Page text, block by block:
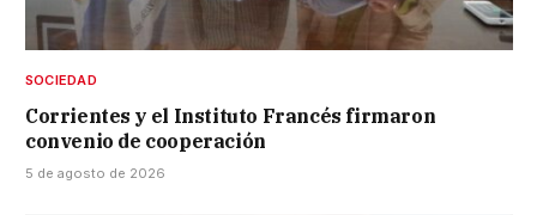
SOCIEDAD
Corrientes y el Instituto Francés firmaron
convenio de cooperación
5 de agosto de 2026